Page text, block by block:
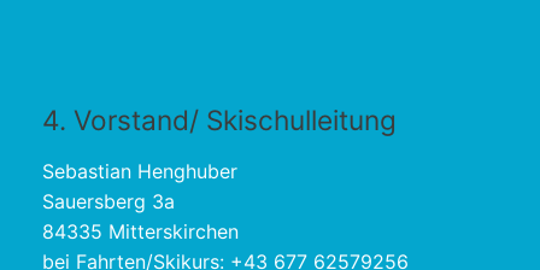
4. Vorstand/ Skischulleitung
Sebastian Henghuber
Sauersberg 3a
84335 Mitterskirchen
bei Fahrten/Skikurs: +43 677 62579256